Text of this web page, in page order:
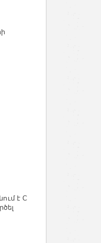
է C